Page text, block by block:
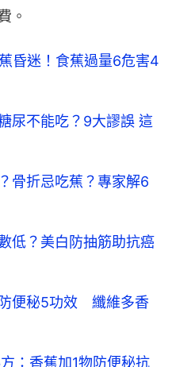
。
昏迷！食蕉過量6危害4
尿不能吃？9大謬誤 這
骨折忌吃蕉？專家解6
低？美白防抽筋助抗癌
便秘5功效 纖維多香
：香蕉加1物防便秘抗